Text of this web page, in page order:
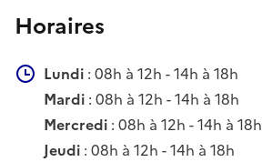
Horaires
Lundi : 08h à 12h - 14h à 18h
Mardi : 08h à 12h - 14h à 18h
Mercredi : 08h à 12h - 14h à 18h
Jeudi : 08h à 12h - 14h à 18h